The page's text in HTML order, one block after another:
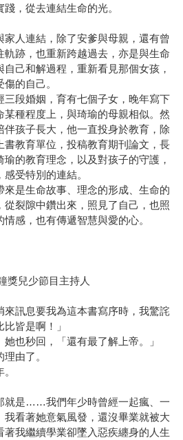
，從去連結生命的光。
人連結，除了安爹與母親，還有曾
軌跡，也重新跨越過去，亦是與生命
己和解過程，重新看見那個女孩，
的自己。
三段婚姻，育有七個子女，晚年寫下
種程度上，與琦瑜的母親相似。然
伴孩子長大，他一直投身於教育，除
書教育單位，投稿教育期刊論文，長
的教育理念，以及對孩子的守護，
受特別的連結。
來是生命故事、理念的形成、生命的
裂隙中鑽出來，照見了自己，也照
感，也有傳遞智慧與愛的心。
獎兒少節目主持人
來訊息要我為這本書寫序時，我驚詫
皆是啊！」
她也秒回，「還有最了解上帝。」
由了。
就是……我們年少時曾經一起瘋、一
我看著她意氣風發，還沒畢業就被大
我繼續學業卻墜入惡疾纏身的人生